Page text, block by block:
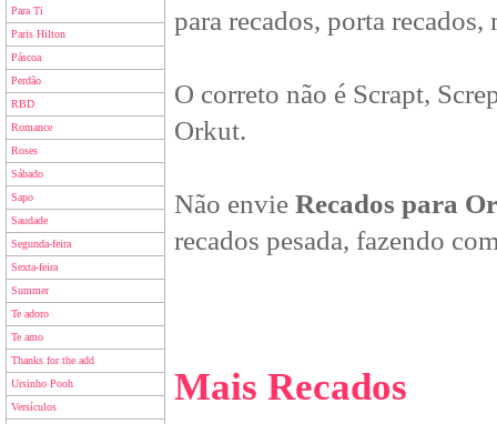
Para Ti
Paris Hilton
Páscoa
Perdão
RBD
Romance
Roses
Sábado
Sapo
Saudade
Segunda-feira
Sexta-feira
Summer
Te adoro
Te amo
Thanks for the add
Ursinho Pooh
Versículos
para recados, porta
O correto não é Scrapt,
Orkut.
Não envie Recados para
recados pesada, fazendo
Mais Recados